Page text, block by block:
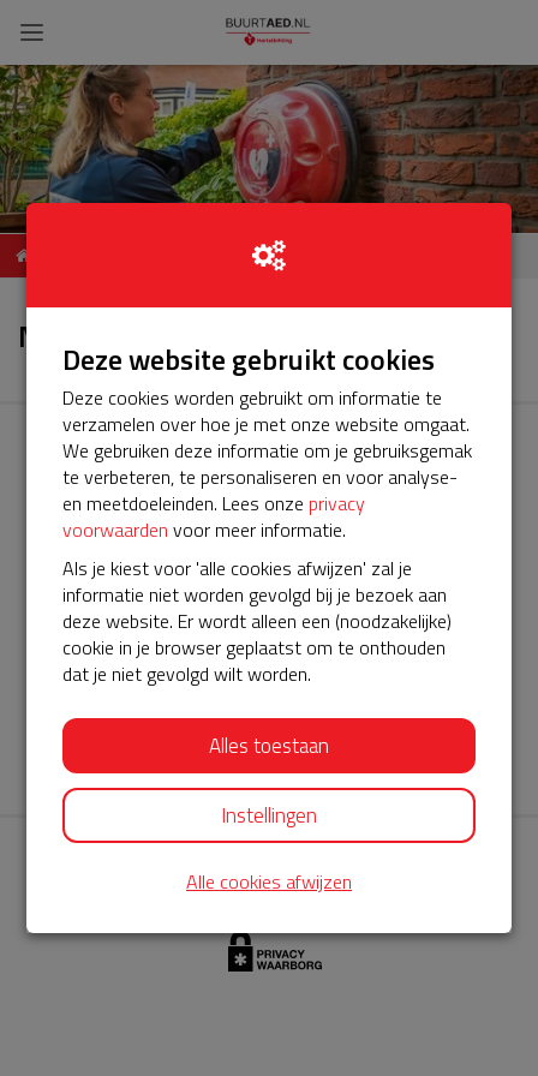
ServiceBuurtAED STRAAT,
Nieuws
AED360-ProCardio
ServiceBuurtAED wordt aangeboden door de Hartstichting en
AED360-ProCardio. Net als bij BuurtAED is AED360-ProCardio
de leverancier van het servicepakket en ontzorgen zij jou de
komende jaren. AED360-ProCardio is gespecialiseerd in de
levering en het onderhoud van Philips AED’s.
Deze website gebruikt cookies
Deze cookies worden gebruikt om informatie te
verzamelen over hoe je met onze website omgaat.
We gebruiken deze informatie om je gebruiksgemak
te verbeteren, te personaliseren en voor analyse-
en meetdoeleinden. Lees onze privacy
voorwaarden voor meer informatie.
Als je kiest voor 'alle cookies afwijzen' zal je
informatie niet worden gevolgd bij je bezoek aan
deze website. Er wordt alleen een (noodzakelijke)
cookie in je browser geplaatst om te onthouden
dat je niet gevolgd wilt worden.
Alles toestaan
Instellingen
Alle cookies afwijzen